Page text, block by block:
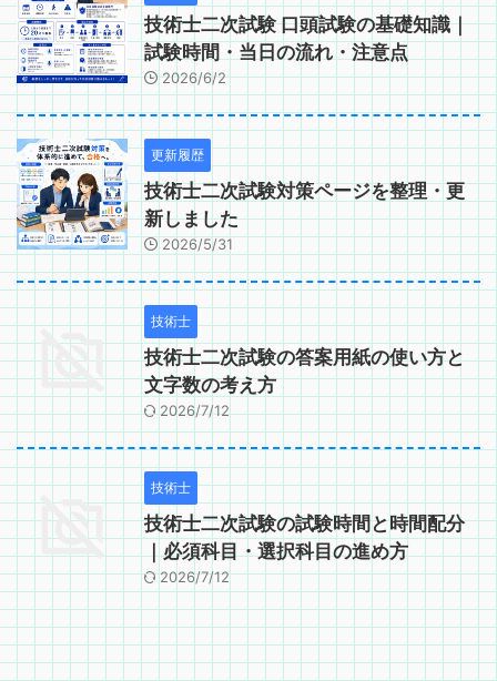
技術士二次試験 口頭試験の基礎知識｜
試験時間・当日の流れ・注意点
2026/6/2
更新履歴
技術士二次試験対策ページを整理・更
新しました
2026/5/31
技術士
技術士二次試験の答案用紙の使い方と
文字数の考え方
2026/7/12
技術士
技術士二次試験の試験時間と時間配分
｜必須科目・選択科目の進め方
2026/7/12